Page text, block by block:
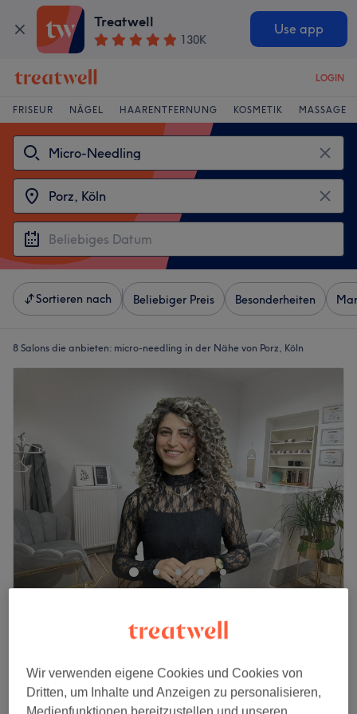
Treatwell
130K
Use app
LOGIN
FRISEUR NÄGEL HAARENTFERNUNG KOSMETIK MASSAGE
Sortieren nach Beliebiger Preis Besonderheiten
8 Salons die anbieten: micro-needling in der Nähe von Porz, Köln
Auf Karte anzeigen
1 Std.
150 €
Gesichtsbehandlung - BB Glow
Wir verwenden eigene Cookies und Cookies von
Dritten, um Inhalte und Anzeigen zu personalisieren,